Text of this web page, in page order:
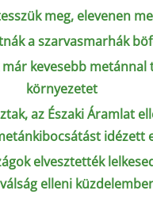
meg, elevenen
a szarvasmarhák
kevesebb metánnal
környezetet
az Északi Áramlat
idézett
elvesztették
elleni